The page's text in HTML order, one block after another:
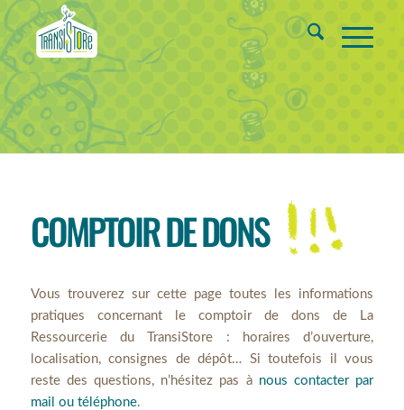
COMPTOIR DE DONS
Vous trouverez sur cette page toutes les informations
pratiques concernant le comptoir de dons de La
Ressourcerie du TransiStore : horaires d’ouverture,
localisation, consignes de dépôt… Si toutefois il vous
reste des questions, n’hésitez pas à nous contacter par
mail ou téléphone.